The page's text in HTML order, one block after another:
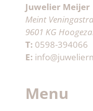
Juwelier Meijer
Meint
9601 KG
T: 0598-394066
E:
Menu